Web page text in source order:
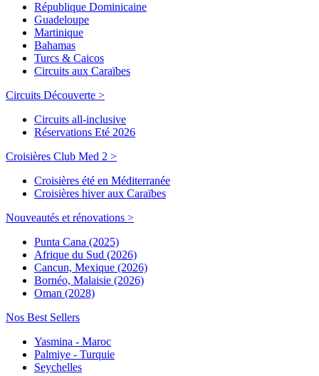
République Dominicaine
Guadeloupe
Martinique
Bahamas
Turcs & Caicos
Circuits aux Caraïbes
Circuits Découverte >
Circuits all-inclusive
Réservations Eté 2026
Croisières Club Med 2 >
Croisières été en Méditerranée
Croisières hiver aux Caraïbes
Nouveautés et rénovations >
Punta Cana (2025)
Afrique du Sud (2026)
Cancun, Mexique (2026)
Bornéo, Malaisie (2026)
Oman (2028)
Nos Best Sellers
Yasmina - Maroc
Palmiye - Turquie
Seychelles